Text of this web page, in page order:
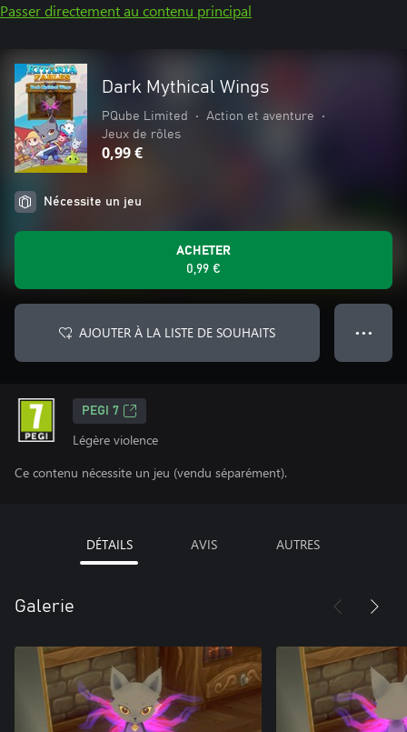
Passer directement au contenu principal
Dark Mythical Wings
PQube Limited • Action et aventure
•
Jeux de rôles
0,99 €
Nécessite un jeu
ACHETER
0,99 €
AJOUTER À LA LISTE DE SOUHAITS ● ● ●
PEGI 7
Légère violence
Ce contenu nécessite un jeu (vendu séparément).
DÉTAILS AVIS AUTRES
Galerie